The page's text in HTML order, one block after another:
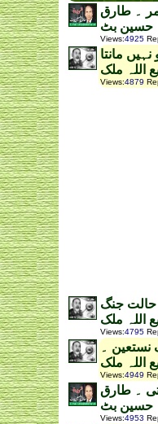
۔ طارق
حسین بٹ
Views:4925
مانتا
اللہ ملک
Views:4879
حالت جنگ
اللہ ملک
Views:4795
نستعین ۔
اللہ ملک
Views:4949
۔ طارق
حسین بٹ
Views:4953